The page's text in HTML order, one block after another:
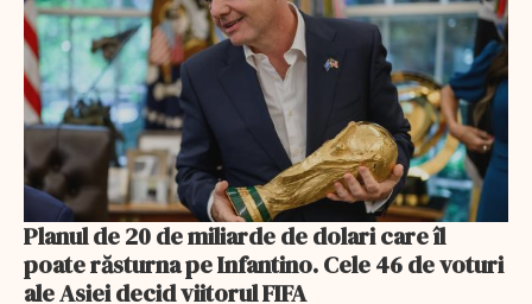
Planul de 20 de miliarde de dolari care îl
poate răsturna pe Infantino. Cele 46 de voturi
ale Asiei decid viitorul FIFA